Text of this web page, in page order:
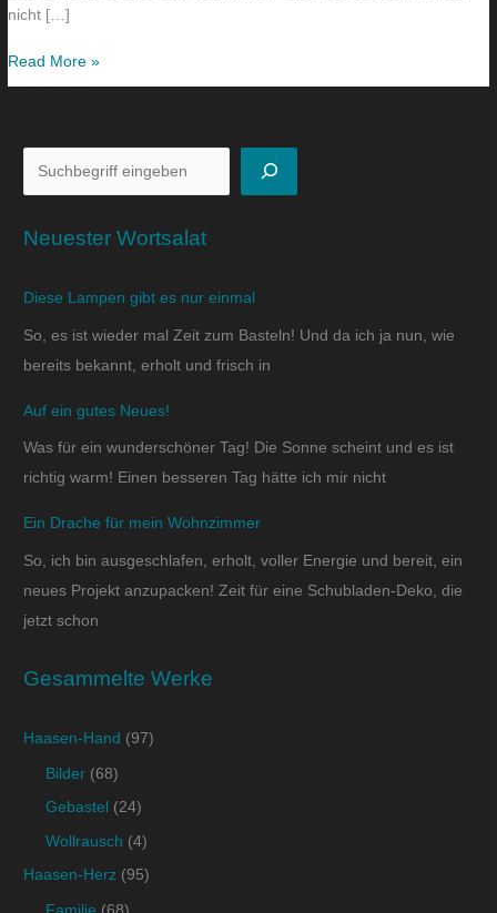
nicht […]
Read More »
Neuester Wortsalat
Diese Lampen gibt es nur einmal
So, es ist wieder mal Zeit zum Basteln! Und da ich ja nun, wie
bereits bekannt, erholt und frisch in
Auf ein gutes Neues!
Was für ein wunderschöner Tag! Die Sonne scheint und es ist
richtig warm! Einen besseren Tag hätte ich mir nicht
Ein Drache für mein Wohnzimmer
So, ich bin ausgeschlafen, erholt, voller Energie und bereit, ein
neues Projekt anzupacken! Zeit für eine Schubladen-Deko, die
jetzt schon
Gesammelte Werke
Haasen-Hand (97)
Bilder (68)
Gebastel (24)
Wollrausch (4)
Haasen-Herz (95)